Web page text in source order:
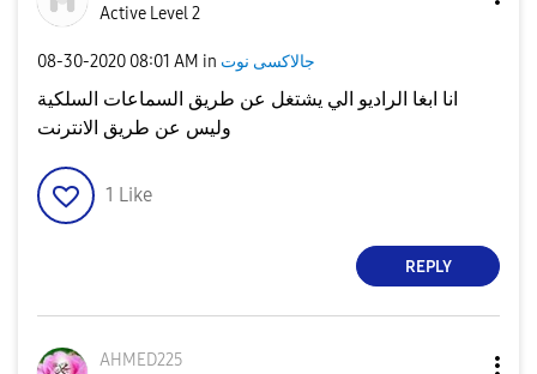
Active Level 2
‎08-30-2020 08:01 AM in جالاكسى نوت
انا ابغا الراديو الي يشتغل عن طريق السماعات السلكية
وليس عن طريق الانترنت
1 Like
REPLY
AHMED225